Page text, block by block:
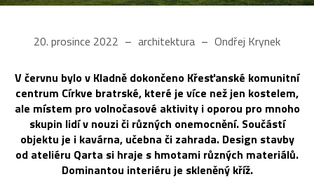
20. prosince 2022 architektura Ondřej Krynek
V červnu bylo v Kladně dokončeno Křesťanské komunitní
centrum Církve bratrské, které je více než jen kostelem,
ale místem pro volnočasové aktivity i oporou pro mnoho
skupin lidí v nouzi či různých onemocnění. Součástí
objektu je i kavárna, učebna či zahrada. Design stavby
od ateliéru Qarta si hraje s hmotami různých materiálů.
Dominantou interiéru je skleněný kříž.